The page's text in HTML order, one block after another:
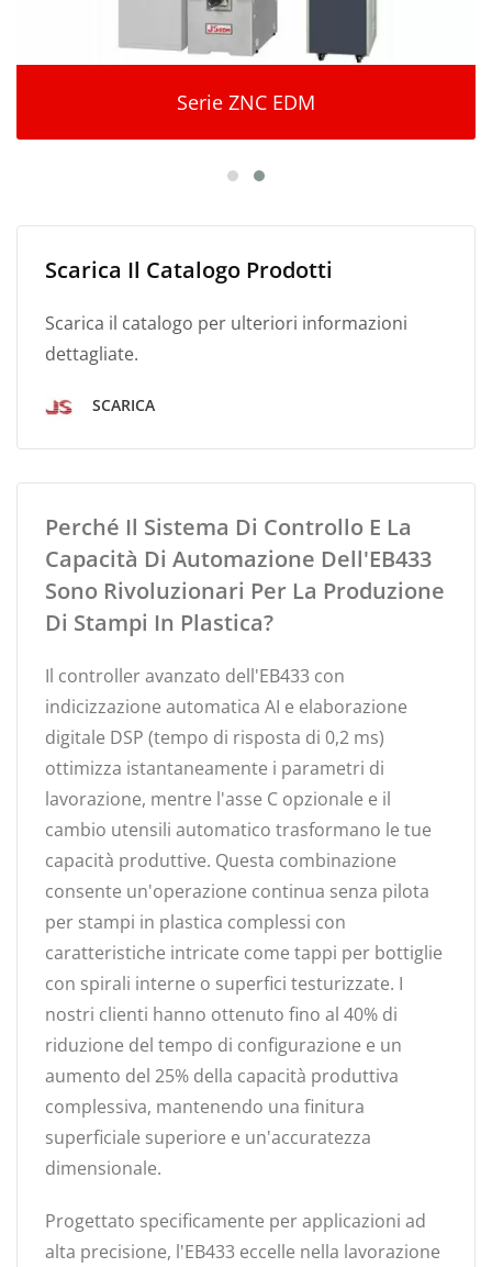
Serie ZNC EDM
Scarica Il Catalogo Prodotti
Scarica il catalogo per ulteriori informazioni
dettagliate.
SCARICA
Perché Il Sistema Di Controllo E La
Capacità Di Automazione Dell'EB433
Sono Rivoluzionari Per La Produzione
Di Stampi In Plastica?
Il controller avanzato dell'EB433 con
indicizzazione automatica AI e elaborazione
digitale DSP (tempo di risposta di 0,2 ms)
ottimizza istantaneamente i parametri di
lavorazione, mentre l'asse C opzionale e il
cambio utensili automatico trasformano le tue
capacità produttive. Questa combinazione
consente un'operazione continua senza pilota
per stampi in plastica complessi con
caratteristiche intricate come tappi per bottiglie
con spirali interne o superfici testurizzate. I
nostri clienti hanno ottenuto fino al 40% di
riduzione del tempo di configurazione e un
aumento del 25% della capacità produttiva
complessiva, mantenendo una finitura
superficiale superiore e un'accuratezza
dimensionale.
Progettato specificamente per applicazioni ad
alta precisione, l'EB433 eccelle nella lavorazione